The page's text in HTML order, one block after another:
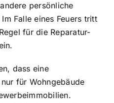
persönliche
Falle eines Feuers tritt
für die Reparatur-
dass eine
für Wohngebäude